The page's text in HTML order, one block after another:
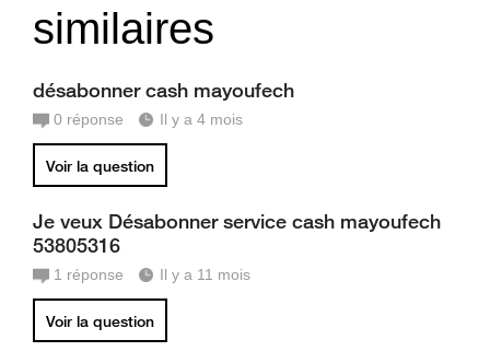
similaires
désabonner cash mayoufech
0 réponse Il y a 4 mois
Voir la question
Je veux Désabonner service cash mayoufech
53805316
1 réponse Il y a 11 mois
Voir la question